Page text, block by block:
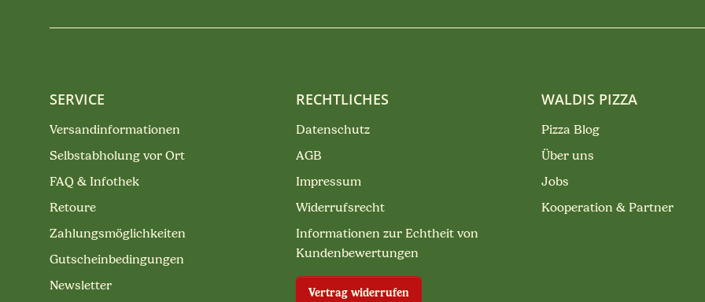
SERVICE
Versandinformationen
Selbstabholung vor Ort
FAQ & Infothek
Retoure
Zahlungsmöglichkeiten
Gutscheinbedingungen
Newsletter
RECHTLICHES
Datenschutz
AGB
Impressum
Widerrufsrecht
Informationen zur Echtheit von
Kundenbewertungen
Vertrag widerrufen
WALDIS PIZZA
Pizza Blog
Über uns
Jobs
Kooperation & Partner